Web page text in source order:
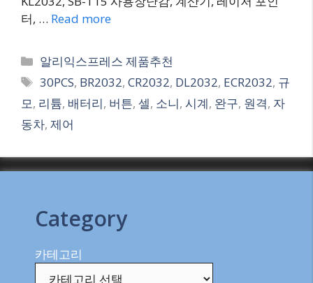
터, … Read more
Categories
알리익스프레스 제품추천
Tags
30PCS, BR2032,CR2032, DL2032, ECR2032, 규
모, 리튬, 배터리, 버튼, 셀, 소니, 시계, 완구, 원격, 자
동차, 제어
Category
카테고리